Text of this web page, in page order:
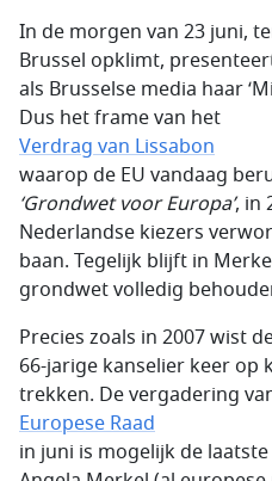
In de morgen van 23 juni,
Brussel opklimt,
als Brusselse media haar ‘
Dus het frame van het
Verdrag van Lissabon
waarop de EU vandaag
‘Grondwet voor Europa’, in
Nederlandse kiezers
baan. Tegelijk blijft in
grondwet volledig
Precies zoals in 2007 wist
66-jarige kanselier keer op
trekken. De vergadering
Europese Raad
in juni is mogelijk de